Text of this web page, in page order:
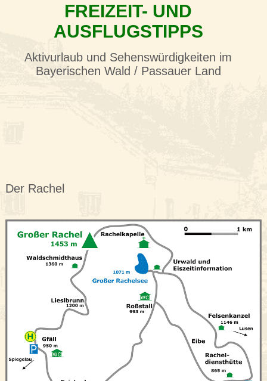
FREIZEIT- UND
AUSFLUGSTIPPS
Aktivurlaub und Sehenswürdigkeiten im
Bayerischen Wald / Passauer Land
Der Rachel